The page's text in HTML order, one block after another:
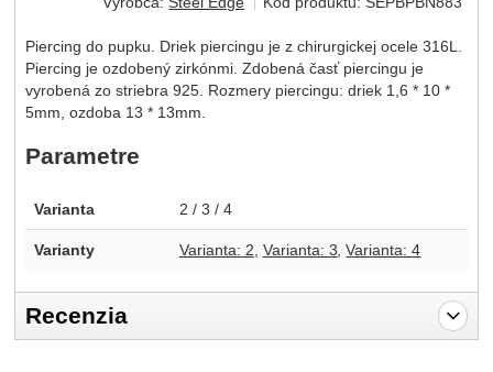
Piercing do pupku. Driek piercingu je z chirurgickej ocele 316L.
Piercing je ozdobený zirkónmi. Zdobená časť piercingu je
vyrobená zo striebra 925. Rozmery piercingu: driek 1,6 * 10 *
5mm, ozdoba 13 * 13mm.
Parametre
Varianta 2 / 3 / 4
Varianty Varianta: 2 Varianta: 3 Varianta: 4
Recenzia